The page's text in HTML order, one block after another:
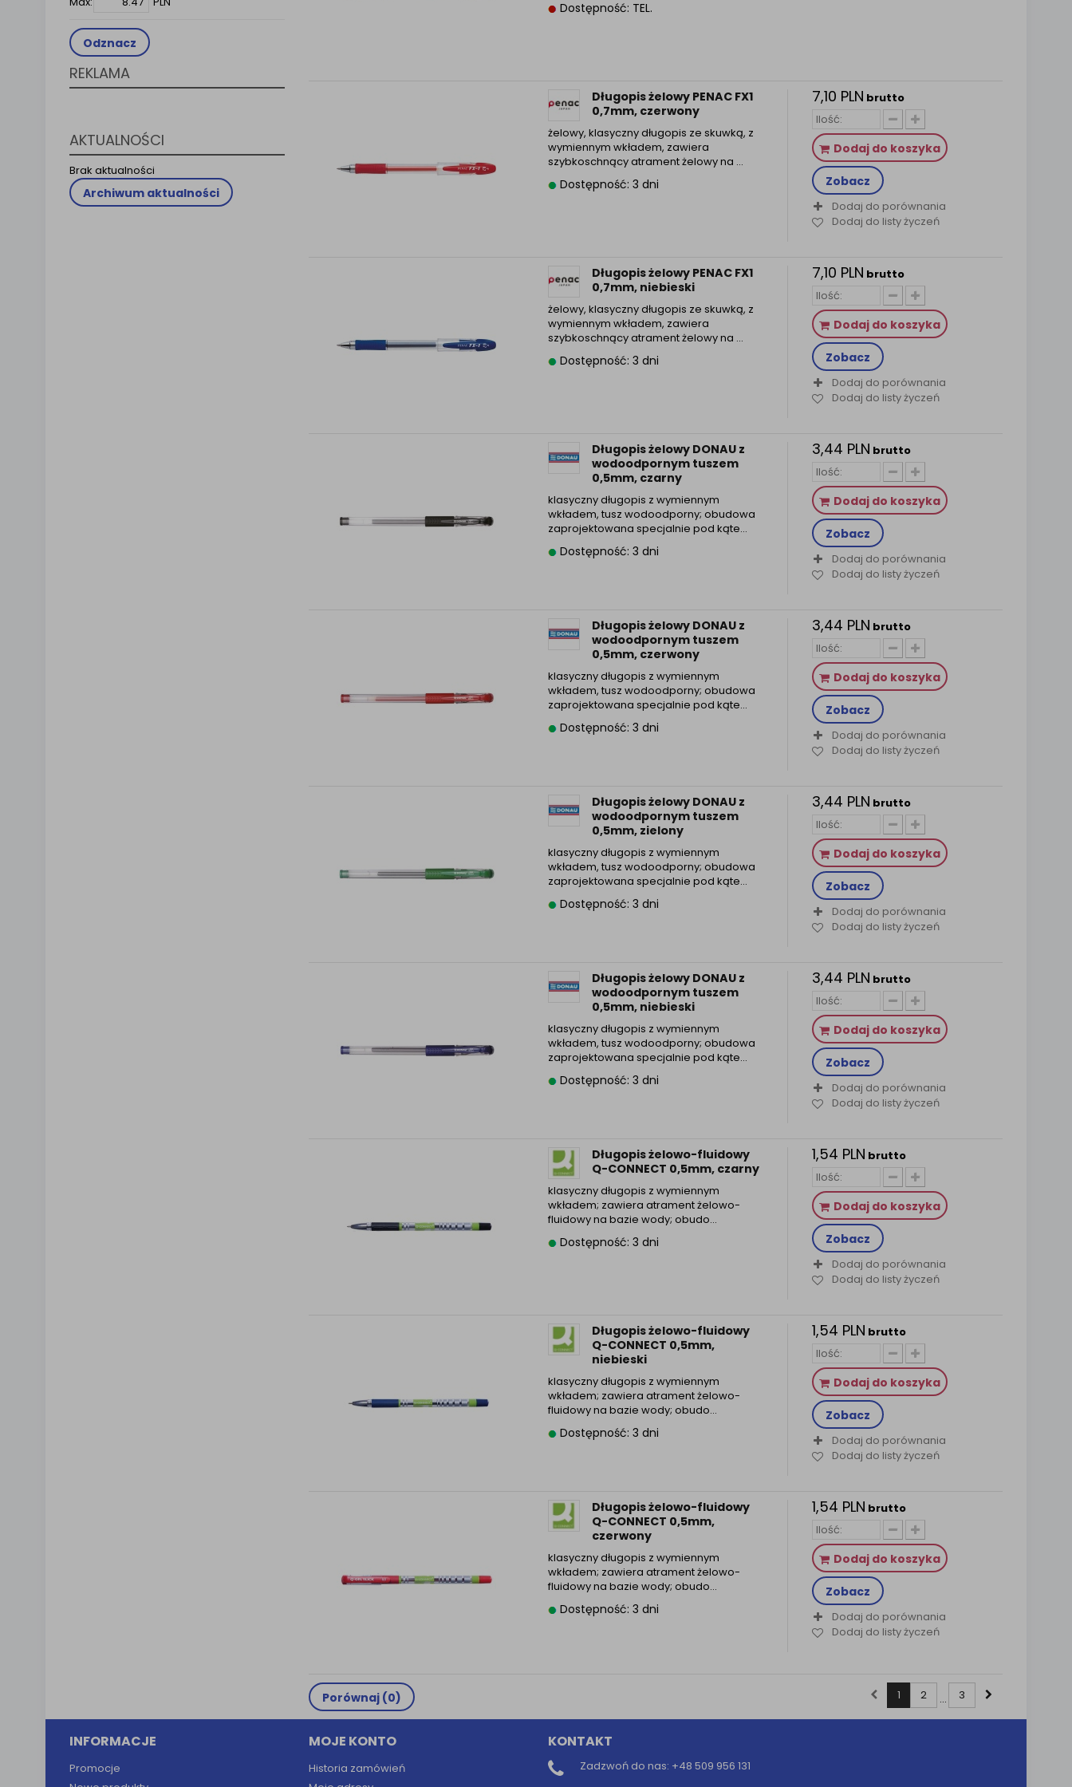
Odznacz
REKLAMA
AKTUALNOŚCI
Brak aktualności
Archiwum aktualności
Dostępność: TEL.
Długopis żelowy PENAC FX1
0,7mm, czerwony
żelowy, klasyczny długopis ze skuwką, z
wymiennym wkładem, zawiera
szybkoschnący atrament żelowy na ...
Dostępność: 3 dni
7,10 PLN brutto
Dodaj do koszyka
Zobacz
Dodaj do porównania
Dodaj do listy życzeń
Długopis żelowy PENAC FX1
0,7mm, niebieski
żelowy, klasyczny długopis ze skuwką, z
wymiennym wkładem, zawiera
szybkoschnący atrament żelowy na ...
Dostępność: 3 dni
7,10 PLN brutto
Dodaj do koszyka
Zobacz
Dodaj do porównania
Dodaj do listy życzeń
Długopis żelowy DONAU z
wodoodpornym tuszem
0,5mm, czarny
klasyczny długopis z wymiennym
wkładem, tusz wodoodporny; obudowa
zaprojektowana specjalnie pod kąte...
Dostępność: 3 dni
3,44 PLN brutto
Dodaj do koszyka
Zobacz
Dodaj do porównania
Dodaj do listy życzeń
Długopis żelowy DONAU z
wodoodpornym tuszem
0,5mm, czerwony
klasyczny długopis z wymiennym
wkładem, tusz wodoodporny; obudowa
zaprojektowana specjalnie pod kąte...
Dostępność: 3 dni
3,44 PLN brutto
Dodaj do koszyka
Zobacz
Dodaj do porównania
Dodaj do listy życzeń
Długopis żelowy DONAU z
wodoodpornym tuszem
0,5mm, zielony
klasyczny długopis z wymiennym
wkładem, tusz wodoodporny; obudowa
zaprojektowana specjalnie pod kąte...
Dostępność: 3 dni
3,44 PLN brutto
Dodaj do koszyka
Zobacz
Dodaj do porównania
Dodaj do listy życzeń
Długopis żelowy DONAU z
wodoodpornym tuszem
0,5mm, niebieski
klasyczny długopis z wymiennym
wkładem, tusz wodoodporny; obudowa
zaprojektowana specjalnie pod kąte...
Dostępność: 3 dni
3,44 PLN brutto
Dodaj do koszyka
Zobacz
Dodaj do porównania
Dodaj do listy życzeń
Długopis żelowo-fluidowy
Q-CONNECT 0,5mm, czarny
klasyczny długopis z wymiennym
wkładem; zawiera atrament żelowo-
fluidowy na bazie wody; obudo...
Dostępność: 3 dni
1,54 PLN brutto
Dodaj do koszyka
Zobacz
Dodaj do porównania
Dodaj do listy życzeń
Długopis żelowo-fluidowy
Q-CONNECT 0,5mm,
niebieski
klasyczny długopis z wymiennym
wkładem; zawiera atrament żelowo-
fluidowy na bazie wody; obudo...
Dostępność: 3 dni
1,54 PLN brutto
Dodaj do koszyka
Zobacz
Dodaj do porównania
Dodaj do listy życzeń
Długopis żelowo-fluidowy
Q-CONNECT 0,5mm,
czerwony
klasyczny długopis z wymiennym
wkładem; zawiera atrament żelowo-
fluidowy na bazie wody; obudo...
Dostępność: 3 dni
1,54 PLN brutto
Dodaj do koszyka
Zobacz
Dodaj do porównania
Dodaj do listy życzeń
Porównaj (0) 1 2 ... 3
INFORMACJE
Promocje
MOJE KONTO
Historia zamówień
KONTAKT
Zadzwoń do nas: +48 509 956 131